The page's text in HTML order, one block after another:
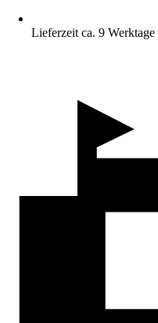
Lieferzeit ca. 9 Werktage